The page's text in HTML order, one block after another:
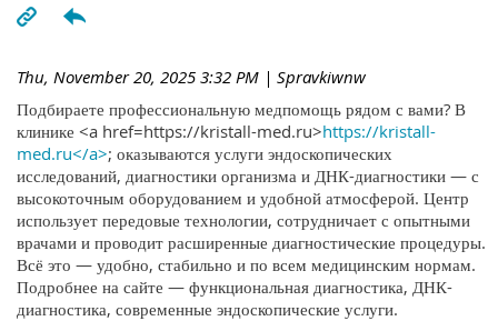
Thu, November 20, 2025 3:32 PM | Spravkiwnw
Подбираете профессиональную медпомощь рядом с вами? В
клинике <a href=https://kristall-med.ru>https://kristall-
med.ru</a>; оказываются услуги эндоскопических
исследований, диагностики организма и ДНК-диагностики — с
высокоточным оборудованием и удобной атмосферой. Центр
использует передовые технологии, сотрудничает с опытными
врачами и проводит расширенные диагностические процедуры.
Всё это — удобно, стабильно и по всем медицинским нормам.
Подробнее на сайте — функциональная диагностика, ДНК-
диагностика, современные эндоскопические услуги.